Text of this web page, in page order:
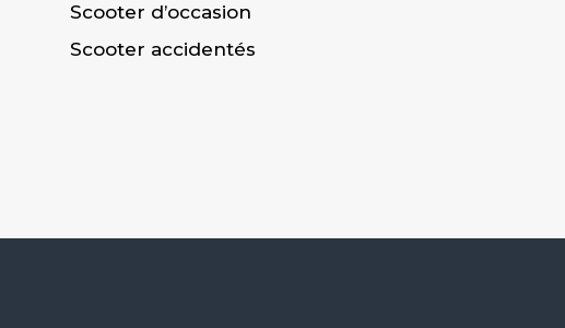
Scooter d’occasion
Scooter accidentés